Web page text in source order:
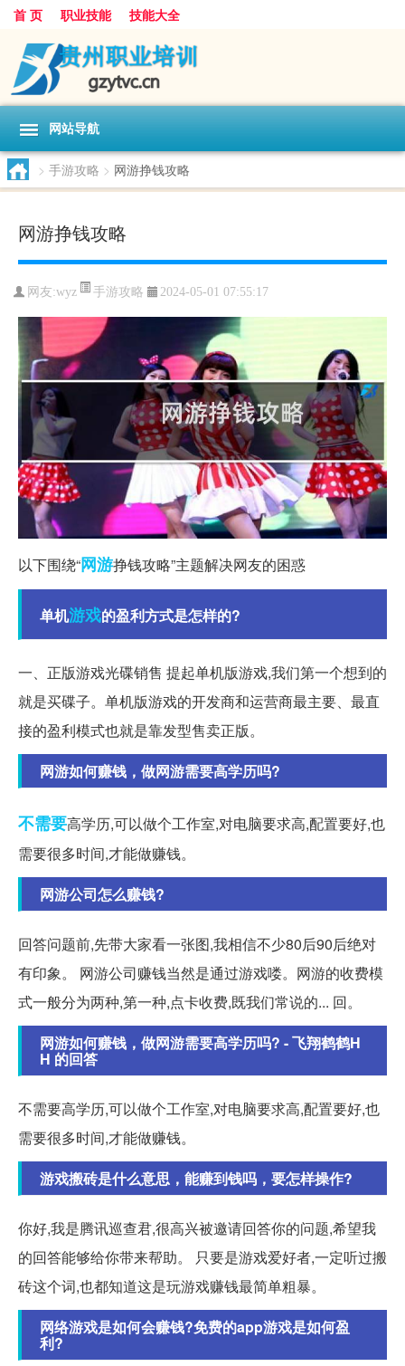
首 页 职业技能 技能大全
网站导航
> 手游攻略 > 网游挣钱攻略
网游挣钱攻略
网友:wyz 手游攻略 2024-05-01 07:55:17
以下围绕“网游挣钱攻略”主题解决网友的困惑
单机游戏的盈利方式是怎样的?
一、正版游戏光碟销售 提起单机版游戏,我们第一个想到的
就是买碟子。单机版游戏的开发商和运营商最主要、最直
接的盈利模式也就是靠发型售卖正版。
网游如何赚钱，做网游需要高学历吗?
不需要高学历,可以做个工作室,对电脑要求高,配置要好,也
需要很多时间,才能做赚钱。
网游公司怎么赚钱?
回答问题前,先带大家看一张图,我相信不少80后90后绝对
有印象。 网游公司赚钱当然是通过游戏喽。网游的收费模
式一般分为两种,第一种,点卡收费,既我们常说的... 回。
网游如何赚钱，做网游需要高学历吗? - 飞翔鹤鹤H
H 的回答
不需要高学历,可以做个工作室,对电脑要求高,配置要好,也
需要很多时间,才能做赚钱。
游戏搬砖是什么意思，能赚到钱吗，要怎样操作?
你好,我是腾讯巡查君,很高兴被邀请回答你的问题,希望我
的回答能够给你带来帮助。 只要是游戏爱好者,一定听过搬
砖这个词,也都知道这是玩游戏赚钱最简单粗暴。
网络游戏是如何会赚钱?免费的app游戏是如何盈
利?